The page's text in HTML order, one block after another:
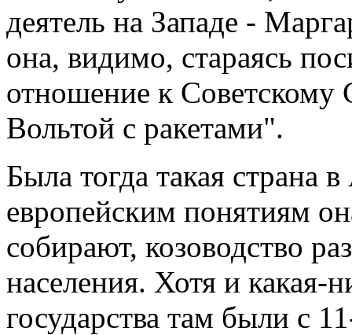
деятель на Западе -
она, видимо, стараясь
отношение к Советскому
Вольтой с ракетами".
Была тогда такая страна
европейским понятиям
собирают, козоводство
населения. Хотя и какая-
государства там были с